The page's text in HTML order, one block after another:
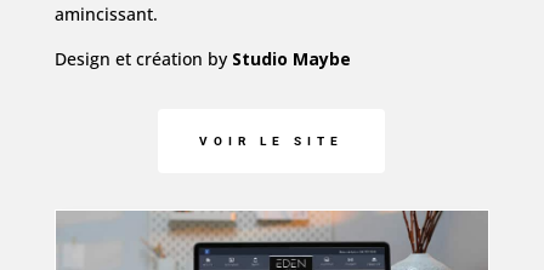
amincissant.
Design et création by Studio Maybe
VOIR LE SITE